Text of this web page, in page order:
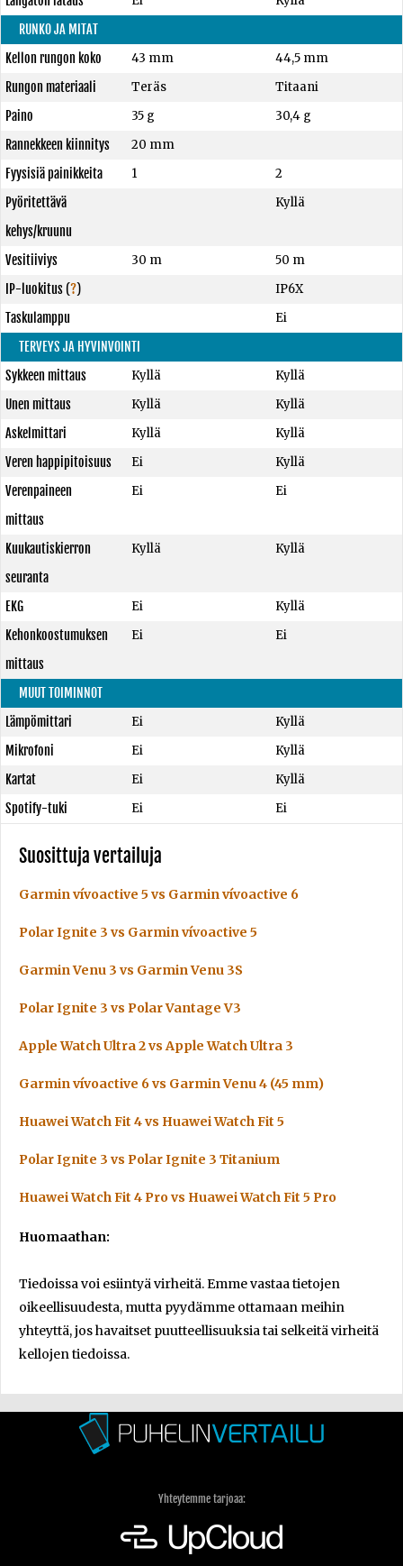
RUNKO JA MITAT
Kellon rungon koko
43 mm
44,5 mm
Rungon materiaali
Teräs
Titaani
Paino
35 g
30,4 g
Rannekkeen kiinnitys
20 mm
Fyysisiä painikkeita
1
2
Pyöritettävä
kehys/kruunu
Kyllä
Vesitiiviys 30 m
50 m
IP-luokitus(?)
IP6X
Taskulamppu
Ei
TERVEYS JA HYVINVOINTI
Sykkeen mittaus
Kyllä
Kyllä
Unen mittaus
Kyllä
Kyllä
Askelmittari
Kyllä
Kyllä
Veren happipitoisuus
Ei
Kyllä
Verenpaineen
mittaus
Ei Ei
Kuukautiskierron
seuranta
Kyllä Kyllä
EKG Ei
Kyllä
Kehonkoostumuksen
mittaus
Ei Ei
MUUT TOIMINNOT
Lämpömittari
Ei
Kyllä
Mikrofoni
Ei
Kyllä
Kartat
Ei
Kyllä
Spotify-tuki
Ei Ei
Suosittuja vertailuja
Garmin vívoactive 5 vs Garmin vívoactive 6
Polar Ignite 3 vs Garmin vívoactive 5
Garmin Venu 3 vs Garmin Venu 3S
Polar Ignite 3 vs Polar Vantage V3
Apple Watch Ultra 2 vs Apple Watch Ultra 3
Garmin vívoactive 6 vs Garmin Venu 4 (45 mm)
Huawei Watch Fit 4 vs Huawei Watch Fit 5
Polar Ignite 3 vs Polar Ignite 3 Titanium
Huawei Watch Fit 4 Pro vs Huawei Watch Fit 5 Pro
Huomaathan:
Tiedoissa voi esiintyä virheitä. Emme vastaa tietojen
oikeellisuudesta, mutta pyydämme ottamaan meihin
yhteyttä, jos havaitset puutteellisuuksia tai selkeitä virheitä
kellojen tiedoissa.
Yhteytemme tarjoaa: